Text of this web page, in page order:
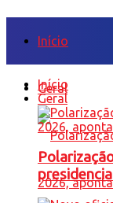
Início
Geral
Início
Geral